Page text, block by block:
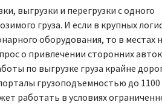
выгрузки и перегрузки с одного
груза. И если в крупных
оборудования, то в местах
о привлечении сторонних
по выгрузке груза крайне
грузоподъемностью до
работать в условиях